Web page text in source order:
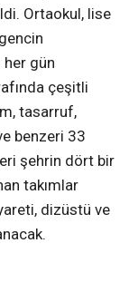
Ortaokul, lise
her gün
çeşitli
tasarruf,
benzeri 33
şehrin dört bir
takımlar
dizüstü ve